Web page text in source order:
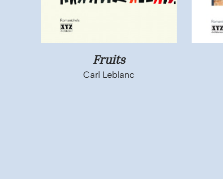
Fruits
Carl Leblanc